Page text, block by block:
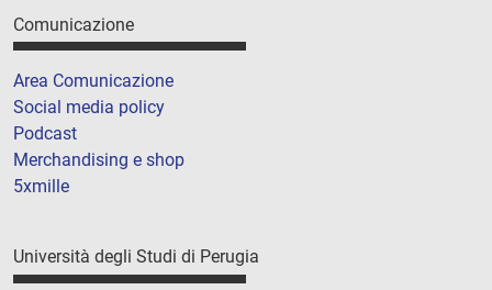
Comunicazione
Area Comunicazione
Social media policy
Podcast
Merchandising e shop
5xmille
Università degli Studi di Perugia